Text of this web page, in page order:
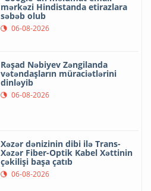
mərkəzi Hindistanda etirazlara
səbəb olub
06-08-2026
Rəşad Nəbiyev Zəngilanda
vətəndaşların müraciətlərini
dinləyib
06-08-2026
Xəzər dənizinin dibi ilə Trans-
Xəzər Fiber-Optik Kabel Xəttinin
çəkilişi başa çatıb
06-08-2026